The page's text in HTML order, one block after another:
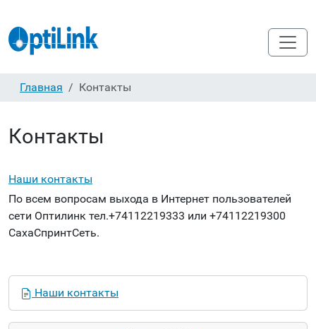
Главная Контакты
Контакты
Наши контакты
По всем вопросам выхода в Интернет пользователей
сети Оптилинк тел.+74112219333 или +74112219300
СахаСпринтСеть.
Наши контакты